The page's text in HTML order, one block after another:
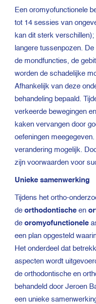
Een oromyofunctionele
tot 14 sessies van
kan dit sterk
langere tussenpozen.
de mondfuncties, de
worden de schadelijke
Afhankelijk van deze
behandeling bepaald.
verkeerde bewegingen
kaken vervangen door
oefeningen
verandering mogelijk.
zijn voorwaarden voor
Unieke samenwerking
Tijdens het ortho-
de orthodontische en
de oromyofunctionele
een plan opgesteld
Het onderdeel dat
aspecten wordt
de orthodontische en
behandeld door Jeroen
een unieke